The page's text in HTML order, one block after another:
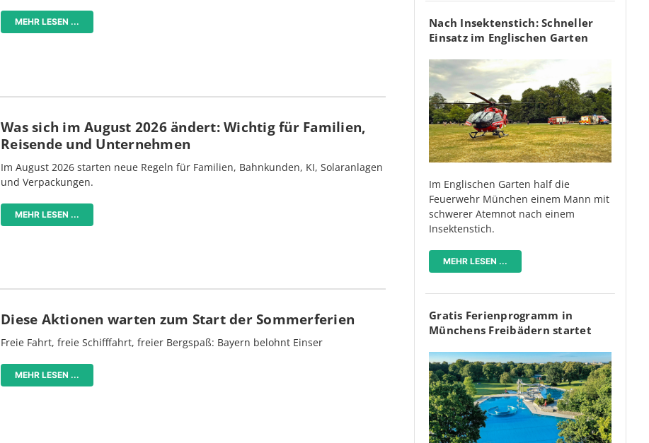
MEHR LESEN ...
Was sich im August 2026 ändert: Wichtig für Familien,
Reisende und Unternehmen
Im August 2026 starten neue Regeln für Familien, Bahnkunden, KI, Solaranlagen
und Verpackungen.
MEHR LESEN ...
Diese Aktionen warten zum Start der Sommerferien
Freie Fahrt, freie Schifffahrt, freier Bergspaß: Bayern belohnt Einser
MEHR LESEN ...
Nach Insektenstich: Schneller
Einsatz im Englischen Garten
Im Englischen Garten half die
Feuerwehr München einem Mann mit
schwerer Atemnot nach einem
Insektenstich.
MEHR LESEN ...
Gratis Ferienprogramm in
Münchens Freibädern startet